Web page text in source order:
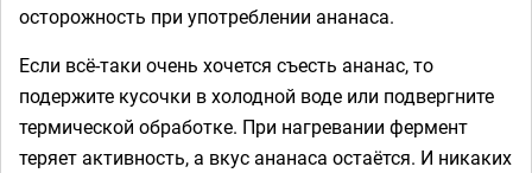
осторожность при употреблении ананаса.
Если всё-таки очень хочется съесть ананас, то
подержите кусочки в холодной воде или подвергните
термической обработке. При нагревании фермент
теряет активность, а вкус ананаса остаётся. И никаких